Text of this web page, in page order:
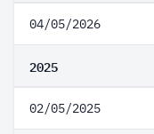
04/05/2026
2025
02/05/2025